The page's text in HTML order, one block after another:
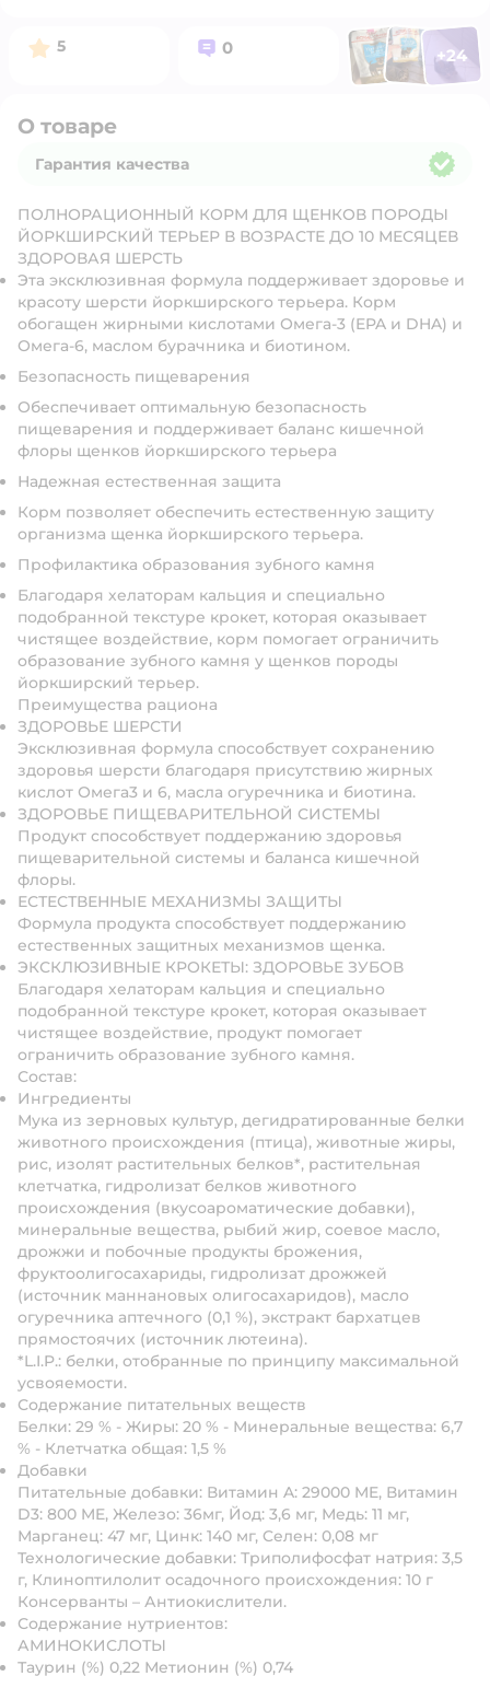
Рейтинг:
5 Вопросов:
0 ФотоФотоФото
+24
Открыть
О товаре
Гарантия качества
ПОЛНОРАЦИОННЫЙ КОРМ ДЛЯ ЩЕНКОВ ПОРОДЫ
ЙОРКШИРСКИЙ ТЕРЬЕР В ВОЗРАСТЕ ДО 10 МЕСЯЦЕВ
ЗДОРОВАЯ ШЕРСТЬ
Эта эксклюзивная формула поддерживает здоровье и
красоту шерсти йоркширского терьера. Корм
обогащен жирными кислотами Омега-3 (EPA и DHA) и
Омега-6, маслом бурачника и биотином.
Безопасность пищеварения
Обеспечивает оптимальную безопасность
пищеварения и поддерживает баланс кишечной
флоры щенков йоркширского терьера
Надежная естественная защита
Корм позволяет обеспечить естественную защиту
организма щенка йоркширского терьера.
Профилактика образования зубного камня
Благодаря хелаторам кальция и специально
подобранной текстуре крокет, которая оказывает
чистящее воздействие, корм помогает ограничить
образование зубного камня у щенков породы
йоркширский терьер.
Преимущества рациона
ЗДОРОВЬЕ ШЕРСТИ
Эксклюзивная формула способствует сохранению
здоровья шерсти благодаря присутствию жирных
кислот Омега3 и 6, масла огуречника и биотина.
ЗДОРОВЬЕ ПИЩЕВАРИТЕЛЬНОЙ СИСТЕМЫ
Продукт способствует поддержанию здоровья
пищеварительной системы и баланса кишечной
флоры.
ЕСТЕСТВЕННЫЕ МЕХАНИЗМЫ ЗАЩИТЫ
Формула продукта способствует поддержанию
естественных защитных механизмов щенка.
ЭКСКЛЮЗИВНЫЕ КРОКЕТЫ: ЗДОРОВЬЕ ЗУБОВ
Благодаря хелаторам кальция и специально
подобранной текстуре крокет, которая оказывает
чистящее воздействие, продукт помогает
ограничить образование зубного камня.
Состав:
Ингредиенты
Мука из зерновых культур, дегидратированные белки
животного происхождения (птица), животные жиры,
рис, изолят растительных белков*, растительная
клетчатка, гидролизат белков животного
происхождения (вкусоароматические добавки),
минеральные вещества, рыбий жир, соевое масло,
дрожжи и побочные продукты брожения,
фруктоолигосахариды, гидролизат дрожжей
(источник мaннановых олигосахаридов), масло
огуречника аптечного (0,1 %), экстракт бархатцев
прямостоячих (источник лютеина).
*L.I.P.: белки, отобранные по принципу максимальной
усвояемости.
Содержание питательных веществ
Белки: 29 % - Жиры: 20 % - Минеральные вещества: 6,7
% - Клетчатка общая: 1,5 %
Добавки
Питательные добавки: Витамин A: 29000 ME, Витамин
D3: 800 ME, Железо: 36мг, Йод: 3,6 мг, Медь: 11 мг,
Марганец: 47 мг, Цинк: 140 мг, Ceлeн: 0,08 мг
Технологические добавки: Триполифосфат натрия: 3,5
г, Клиноптилолит осадочного происхождения: 10 г
Консерванты – Антиокислители.
Содержание нутриентов:
АМИНОКИСЛОТЫ
Таурин (%) 0,22 Метионин (%) 0,74